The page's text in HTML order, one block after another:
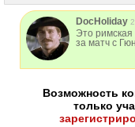
DocHoliday
Это
за матч с
Возможность
только